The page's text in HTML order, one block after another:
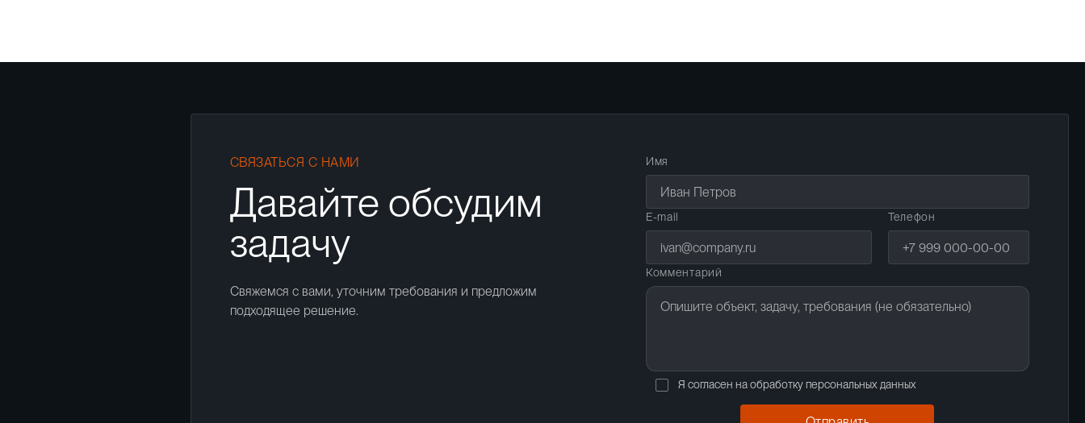
СВЯЗАТЬСЯ С НАМИ
Давайте обсудим
задачу
Свяжемся с вами, уточним требования и предложим
подходящее решение.
Имя
E-mail Телефон
Комментарий
Я согласен на обработку персональных данных